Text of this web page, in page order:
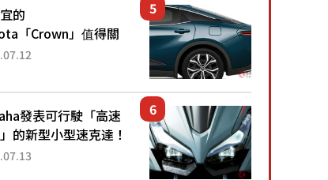
...
的
「Crown」值得關
載4WD、每公升
備豐富、超越售價
堪稱高CP值代表的
發表可行駛「高速
的新型小型速克達！
享受超強勁「渦輪